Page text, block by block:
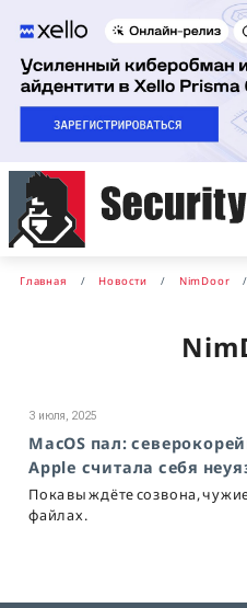
Главная Новости NimDoor
3 июля, 2025
MacOS пал:
Apple считала себя
Пока вы ждёте созвона,
файлах.